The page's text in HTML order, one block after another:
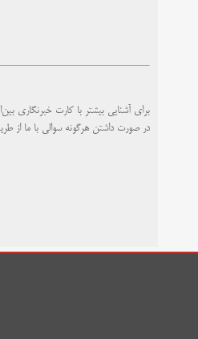
برای آشنایی بیشتر با کارت خبرنگاری
در صورت داشتن هرگونه سوالی با ما از